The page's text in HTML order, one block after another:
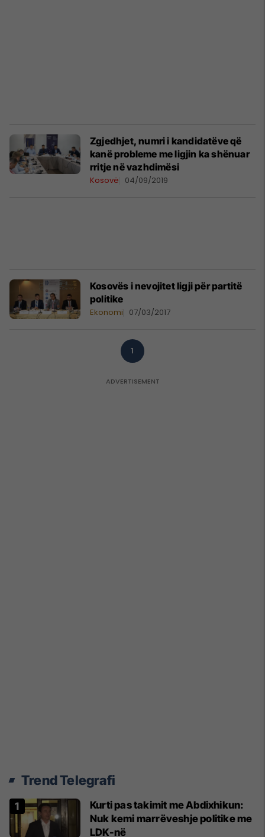
Zgjedhjet, numri i kandidatëve që
kanë probleme me ligjin ka shënuar
rritje në vazhdimësi
Kosovë 04/09/2019
Kosovës i nevojitet ligji për partitë
politike
Ekonomi 07/03/2017
1
Trend Telegrafi
Kurti pas takimit me Abdixhikun:
Nuk kemi marrëveshje politike me
LDK-në